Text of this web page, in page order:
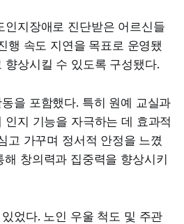
지장애로 진단받은 어르신들
행 속도 지연을 목표로 운영됐
상시킬 수 있도록 구성됐다.
을 포함했다. 특히 원예 교실과
지 기능을 자극하는 데 효과적
고 가꾸며 정서적 안정을 느꼈
창의력과 집중력을 향상시키
었다. 노인 우울 척도 및 주관